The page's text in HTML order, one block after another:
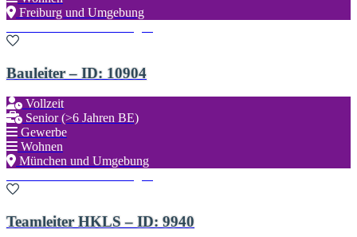
Freiburg und Umgebung
Bauleiter – ID: 10904
Vollzeit
Senior (>6 Jahren BE)
Gewerbe
Wohnen
München und Umgebung
Teamleiter HKLS – ID: 9940